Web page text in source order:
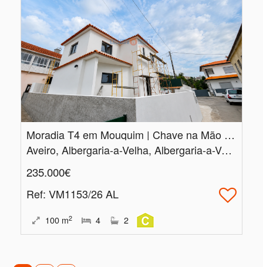
Moradia T4 em Mouquim | Chave na Mão | Conclusão das Obras em Agosto
Aveiro, Albergaria-a-Velha, Albergaria-a-Velha e Valmaior
235.000€
Ref: VM1153/26 AL
100 m2 4 2